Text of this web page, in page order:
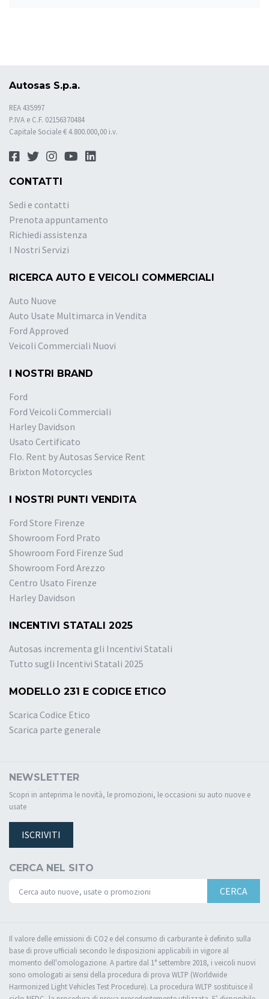
Autosas S.p.a.
REA 435997
P.IVA e C.F. 02156370484
Capitale Sociale € 4.800.000,00 i.v.
CONTATTI
Sedi e contatti
Prenota appuntamento
Richiedi assistenza
I Nostri Servizi
RICERCA AUTO E VEICOLI COMMERCIALI
Auto Nuove
Auto Usate Multimarca in Vendita
Ford Approved
Veicoli Commerciali Nuovi
I NOSTRI BRAND
Ford
Ford Veicoli Commerciali
Harley Davidson
Usato Certificato
Flo. Rent by Autosas Service Rent
Brixton Motorcycles
I NOSTRI PUNTI VENDITA
Ford Store Firenze
Showroom Ford Prato
Showroom Ford Firenze Sud
Showroom Ford Arezzo
Centro Usato Firenze
Harley Davidson
INCENTIVI STATALI 2025
Autosas incrementa gli Incentivi Statali
Tutto sugli Incentivi Statali 2025
MODELLO 231 E CODICE ETICO
Scarica Codice Etico
Scarica parte generale
NEWSLETTER
Scopri in anteprima le novità, le promozioni, le occasioni su auto nuove e
usate
ISCRIVITI
CERCA NEL SITO
CERCA
Il valore delle emissioni di CO2 e del consumo di carburante è definito sulla
base di prove ufficiali secondo le disposizioni applicabili in vigore al
momento dell'omologazione. A partire dal 1° settembre 2018, i veicoli nuovi
sono omologati ai sensi della procedura di prova WLTP (Worldwide
Harmonized Light Vehicles Test Procedure). La procedura WLTP sostituisce il